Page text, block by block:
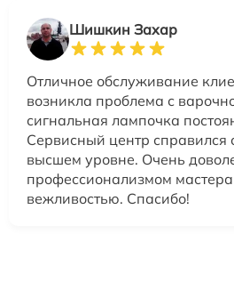
Шишкин Захар
Отличное обслуживание
возникла проблема с
сигнальная лампочка
Сервисный центр справился
высшем уровне. Очень
профессионализмом мастера
вежливостью. Спасибо!